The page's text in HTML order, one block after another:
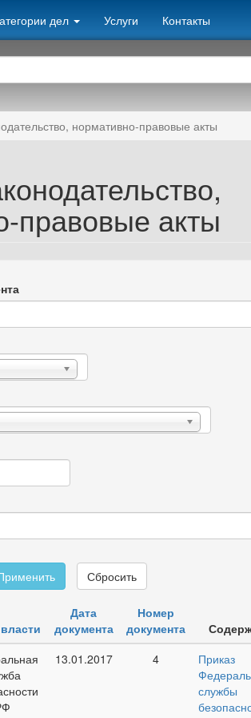
дел Услуги Контакты
нормативно-правовые акты
правовые акты
Сбросить
Дата
документа
Номер
документа
13.01.2017 4
Приказ
службы